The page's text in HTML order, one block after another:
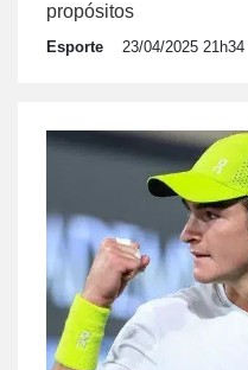
propósitos
Esporte 23/04/2025 21h34